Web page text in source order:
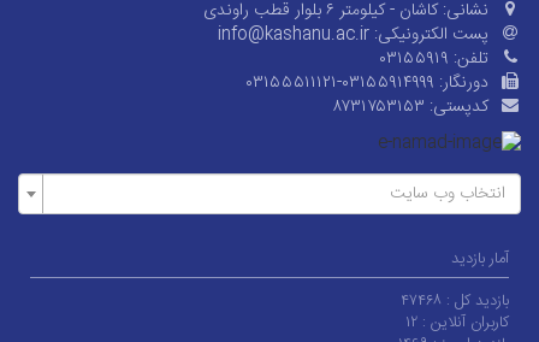
نشانی: کاشان - کیلومتر ۶ بلوار قطب راوندی
پست الکترونیکی: info@kashanu.ac.ir
تلفن: ۰۳۱۵۵۹۱۹
دورنگار: ۰۳۱۵۵۵۱۱۱۲۱-۰۳۱۵۵۹۱۴۹۹۹
کدپستی: ۸۷۳۱۷۵۳۱۵۳
انتخاب وب سایت
آمار بازدید
بازدید کل : ۴۷۴۶۸
کاربران آنلاین : ۱۲